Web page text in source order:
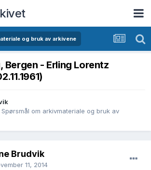
og bruk av arkivene
Bergen - Erling Lorentz
Spørsmål om arkivmateriale og bruk av
Brudvik
11, 2014